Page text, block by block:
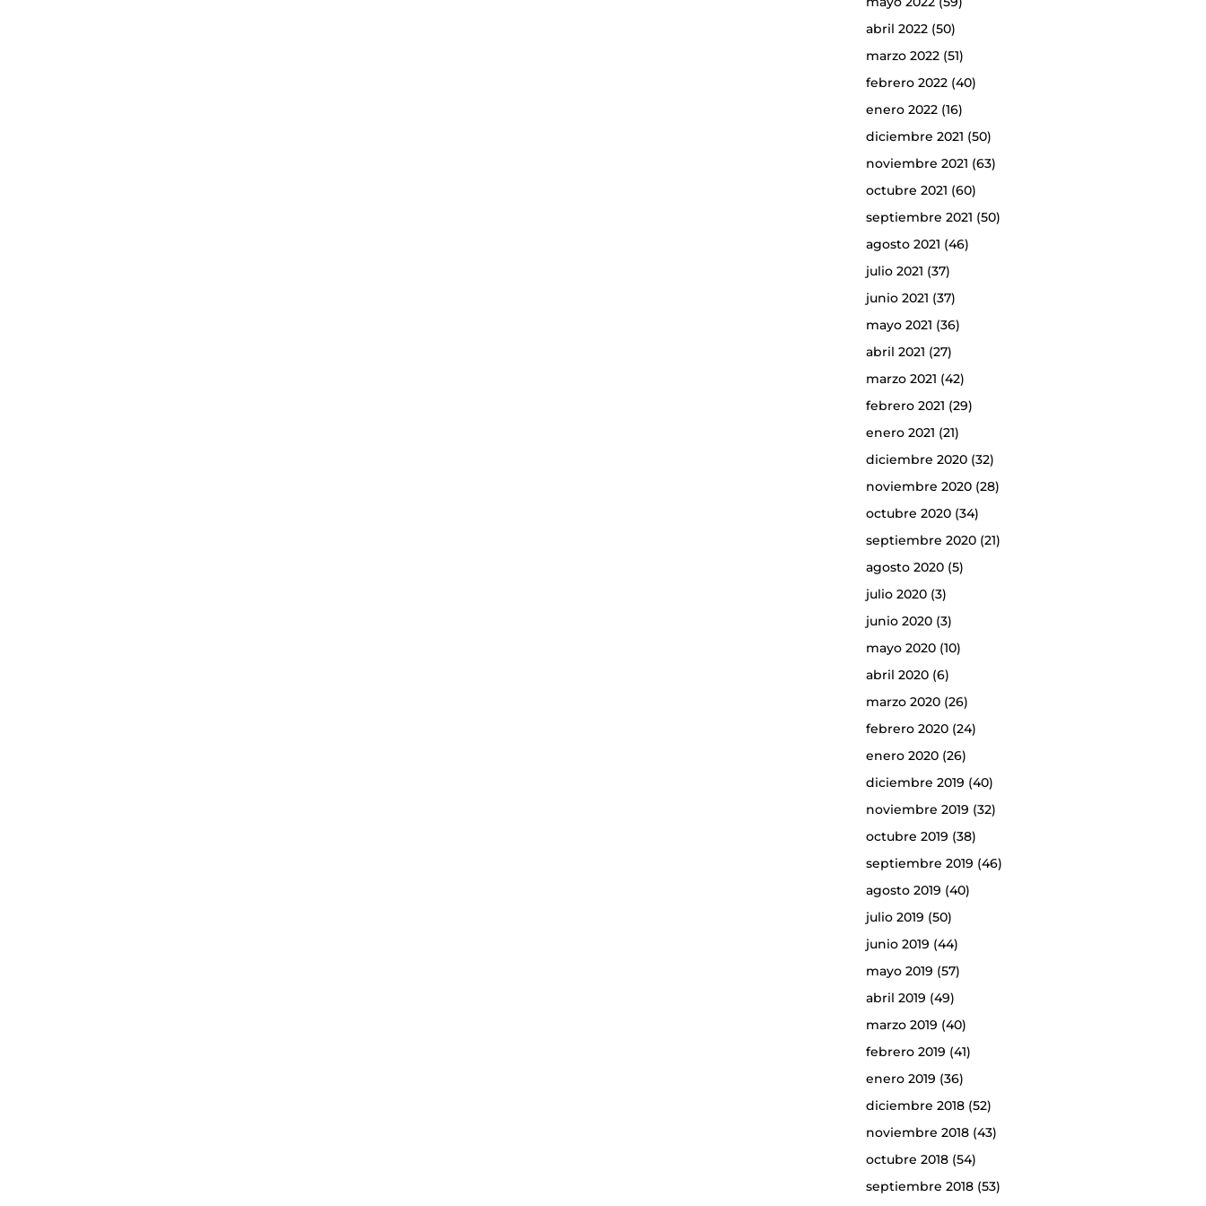
abril 2022(50)
marzo 2022(51)
febrero 2022(40)
enero 2022(16)
diciembre 2021 (50)
noviembre 2021 (63)
octubre 2021 (60)
septiembre 2021 (50)
agosto 2021 (46)
julio 2021 (37)
junio 2021 (37)
mayo 2021 (36)
abril 2021 (27)
marzo 2021 (42)
febrero 2021 (29)
enero 2021 (21)
diciembre 2020(32)
noviembre 2020(28)
octubre 2020(34)
septiembre 2020(21)
agosto 2020(5)
julio 2020(3)
junio 2020(3)
mayo 2020(10)
abril 2020(6)
marzo 2020(26)
febrero 2020(24)
enero 2020(26)
diciembre 2019 (40)
noviembre 2019 (32)
octubre 2019 (38)
septiembre 2019 (46)
agosto 2019 (40)
julio 2019 (50)
junio 2019 (44)
mayo 2019 (57)
abril 2019 (49)
marzo 2019 (40)
febrero 2019 (41)
enero 2019 (36)
diciembre 2018(52)
noviembre 2018(43)
octubre 2018(54)
septiembre 2018(53)